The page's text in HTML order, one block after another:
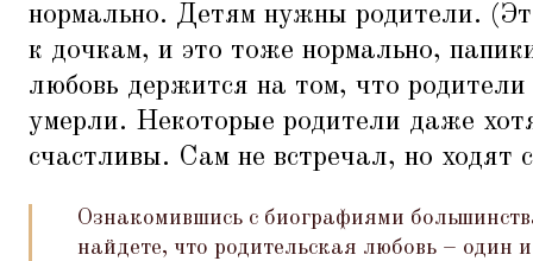
нормально. Детям нужны родители.
к дочкам, и это тоже нормально,
любовь держится на том, что
умерли. Некоторые родители даже
счастливы. Сам не встречал, но ходят
Ознакомившись с биографиями
найдете, что родительская любовь – один